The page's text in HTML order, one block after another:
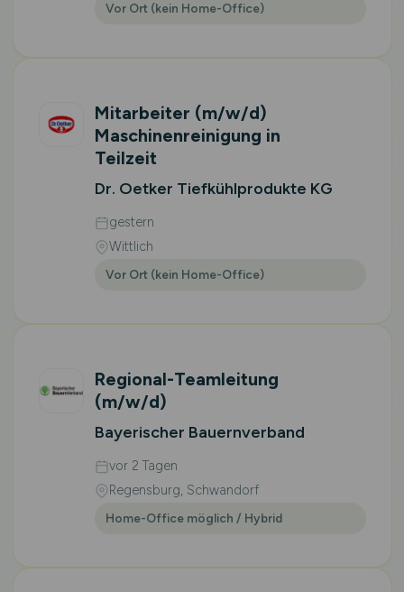
Vor Ort (kein Home-Office)
Mitarbeiter (m/w/d)
Maschinenreinigung in
Teilzeit
Dr. Oetker Tiefkühlprodukte KG
gestern
Wittlich
Vor Ort (kein Home-Office)
Regional-Teamleitung
(m/w/d)
Bayerischer Bauernverband
vor 2 Tagen
Regensburg, Schwandorf
Home-Office möglich / Hybrid